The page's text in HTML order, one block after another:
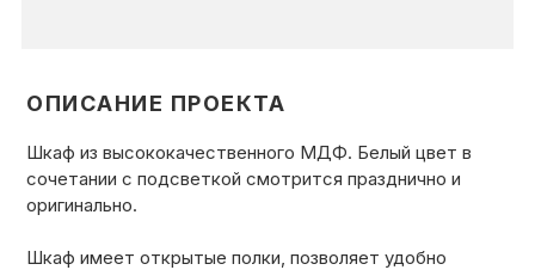
ОПИСАНИЕ ПРОЕКТА
Шкаф из высококачественного МДФ. Белый цвет в
сочетании с подсветкой смотрится празднично и
оригинально.
Шкаф имеет открытые полки, позволяет удобно